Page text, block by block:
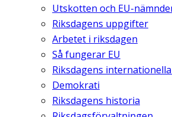
Utskotten och EU-
Riksdagens uppgifter
Arbetet i riksdagen
Så fungerar EU
Riksdagens
Demokrati
Riksdagens historia